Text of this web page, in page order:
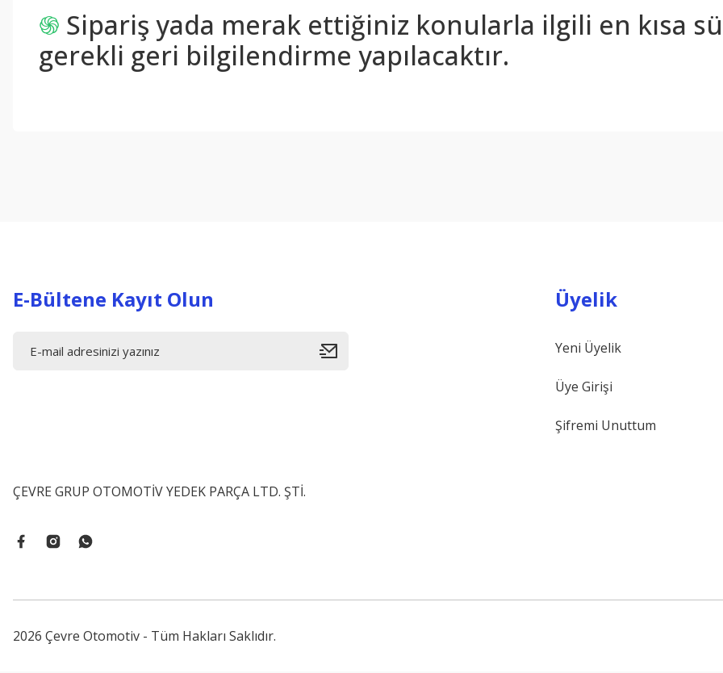
֍ Sipariş yada merak ettiğiniz konularla ilgili en kısa
gerekli geri bilgilendirme yapılacaktır.
E-Bültene Kayıt Olun
ÇEVRE GRUP OTOMOTİV YEDEK PARÇA LTD. ŞTİ.
Üyelik
Yeni Üyelik
Üye Girişi
Şifremi Unuttum
2026 Çevre Otomotiv - Tüm Hakları Saklıdır.